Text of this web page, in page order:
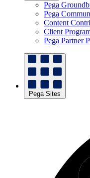
Pega
Pega
Content
Client
Pega Partner
Pega Sites